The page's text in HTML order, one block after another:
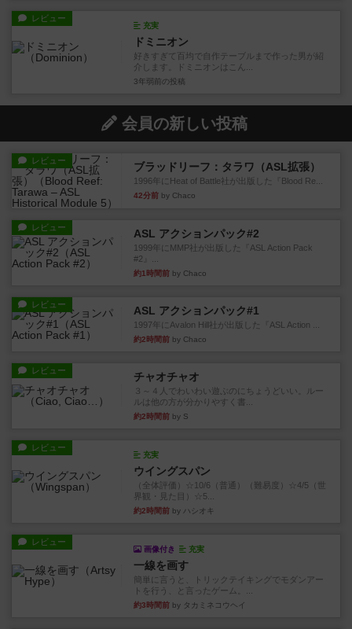
レビュー
充実
ドミニオン
好きすぎて百均で自作テーブルまで作った男が紹
介します。ドミニオンはこん...
3年弱前 の投稿
会員の新しい投稿
レビュー
ブラッドリーフ：タラワ（ASL拡張）
1996年にHeat of Battle社が出版した『Blood Re...
42分前 by Chaco
レビュー ASL アクションパック#2
1999年にMMP社が出版した『ASL Action Pack
#2』...
約1時間前 by Chaco
レビュー ASL アクションパック#1
1997年にAvalon Hill社が出版した『ASL Action ...
約2時間前 by Chaco
レビュー チャオチャオ
３～４人でわいわい遊ぶのにちょうどいい。ルー
ルは他の方が分かりやすく書...
約2時間前 by S
レビュー
充実
ウイングスパン
（全体評価）☆10/6（普通）（難易度）☆4/5（世
界観・見た目）☆5...
約2時間前 by ハシオキ
レビュー
画像付き 充実
一線を画す
簡単に言うと、トリックテイキングでモダンアー
トを行う、と言ったゲーム。...
約3時間前 by タカミネコウヘイ